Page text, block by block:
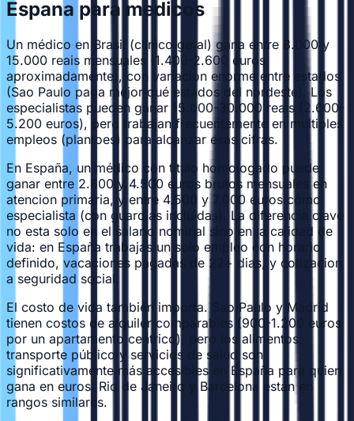
Espana para medicos
Un médico en Brasil (clínico geral) gana entre 8.000 y
15.000 reais mensuales (1.400-2.600 euros
aproximadamente), con variacion enorme entre estados
(Sao Paulo paga mejor qué estados del nordeste). Los
especialistas pueden ganar 15.000-30.000 reais (2.600-
5.200 euros), pero trabajan frecuentemente en multiples
empleos (plantoes) para alcanzar esas cifras.
En España, un médico con título homologado puede
ganar entre 2.800 y 4.500 euros brutos mensuales en
atencion primaria, y entre 4.500 y 7.000 euros cómo
especialista (con guardias incluidas). La diferencia clave
no esta solo en el salario nominal sino en la calidad de
vida: en España trabajas un solo empleo con horario
definido, vacaciones pagadas de 22+ dias, y cotizacion
a seguridad social.
El costo de vida también importa. Sao Paulo y Madrid
tienen costos de alquiler comparables (900-1.200 euros
por un apartamento centrico), pero los alimentos,
transporte público y servicios de salud son
significativamente más accesibles en España para quien
gana en euros. Rio de Janeiro y Barcelona están en
rangos similares.